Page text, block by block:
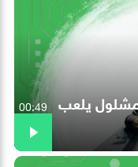
مشلول يلعب 00:49